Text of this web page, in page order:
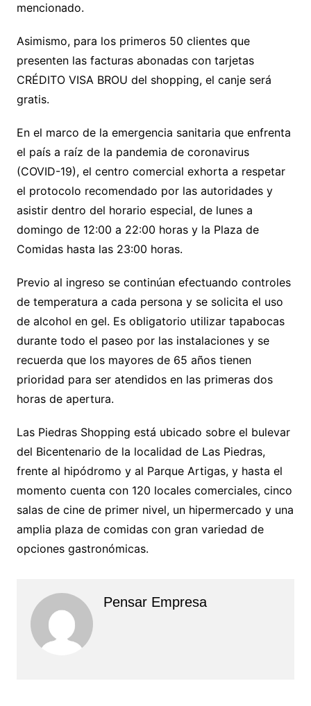
mencionado.
Asimismo, para los primeros 50 clientes que
presenten las facturas abonadas con tarjetas
CRÉDITO VISA BROU del shopping, el canje será
gratis.
En el marco de la emergencia sanitaria que enfrenta
el país a raíz de la pandemia de coronavirus
(COVID-19), el centro comercial exhorta a respetar
el protocolo recomendado por las autoridades y
asistir dentro del horario especial, de lunes a
domingo de 12:00 a 22:00 horas y la Plaza de
Comidas hasta las 23:00 horas.
Previo al ingreso se continúan efectuando controles
de temperatura a cada persona y se solicita el uso
de alcohol en gel. Es obligatorio utilizar tapabocas
durante todo el paseo por las instalaciones y se
recuerda que los mayores de 65 años tienen
prioridad para ser atendidos en las primeras dos
horas de apertura.
Las Piedras Shopping está ubicado sobre el bulevar
del Bicentenario de la localidad de Las Piedras,
frente al hipódromo y al Parque Artigas, y hasta el
momento cuenta con 120 locales comerciales, cinco
salas de cine de primer nivel, un hipermercado y una
amplia plaza de comidas con gran variedad de
opciones gastronómicas.
Pensar Empresa